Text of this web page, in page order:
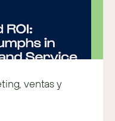
ventas y